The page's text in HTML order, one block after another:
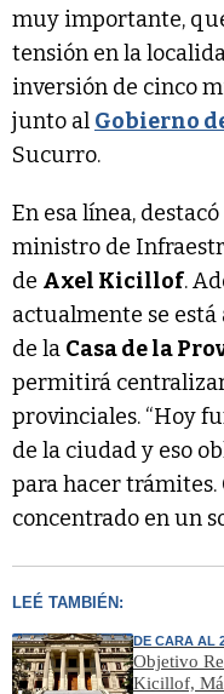
muy importante,
tensión en la
inversión de cinco
junto al Gobierno
Sucurro.
En esa línea,
ministro de
de Axel Kicillof.
actualmente se
de la Casa de la
permitirá
provinciales. “Hoy
de la ciudad y eso
para hacer trámites.
concentrado en un
LEÉ TAMBIÉN:
DE CARA AL
Objetivo
Kicillof,